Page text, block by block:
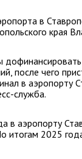
в
края
после чего
в аэропорту
служба.
в аэропорту
итогам 2025